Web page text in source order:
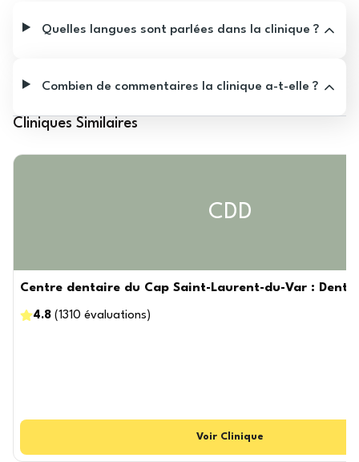
Quelles langues sont parlées dans la clinique ?
Combien de commentaires la clinique a-t-elle ?
Cliniques Similaires
CDD
Centre dentaire du Cap Saint-Laurent-du-Var :
4.8 (1310 évaluations )
Voir Clinique